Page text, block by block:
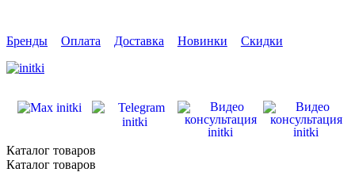
Бренды Оплата Доставка Новинки Скидки
Каталог товаров
Каталог товаров